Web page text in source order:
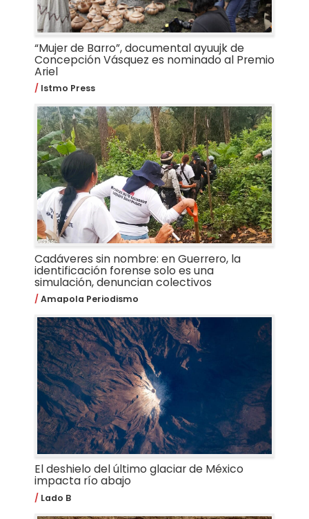
“Mujer de Barro”, documental ayuujk de
Concepción Vásquez es nominado al Premio
Ariel
Istmo Press
Cadáveres sin nombre: en Guerrero, la
identificación forense solo es una
simulación, denuncian colectivos
Amapola Periodismo
El deshielo del último glaciar de México
impacta río abajo
Lado B